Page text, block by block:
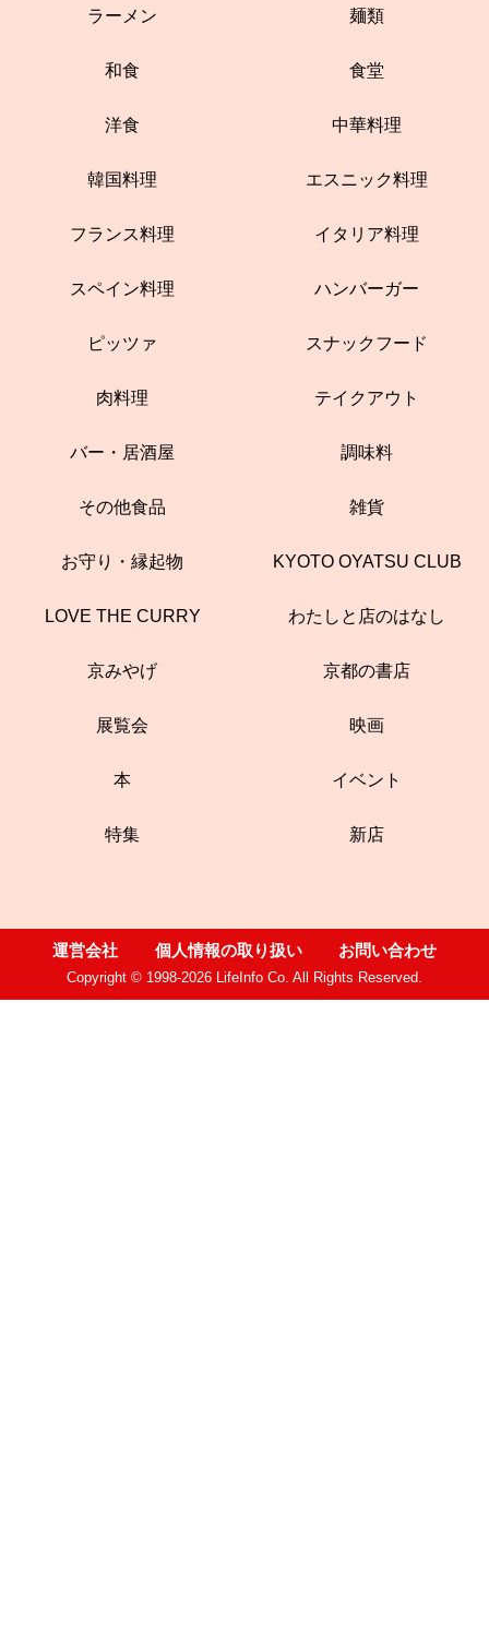
ラーメン 麺類
和食 食堂
洋食 中華料理
韓国料理 エスニック料理
フランス料理 イタリア料理
スペイン料理 ハンバーガー
ピッツァ スナックフード
肉料理 テイクアウト
バー・居酒屋 調味料
その他食品 雑貨
お守り・縁起物 KYOTO OYATSU CLUB
LOVE THE CURRY わたしと店のはなし
京みやげ 京都の書店
展覧会 映画
本 イベント
特集 新店
運営会社 個人情報の取り扱い お問い合わせ
Copyright © 1998-2026 LifeInfo Co. All Rights Reserved.